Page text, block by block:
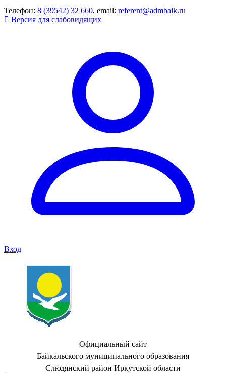
Телефон: 8 (39542) 32 660, email: referent@admbaik.ru
Версия для слабовидящих
Вход
Официальный сайт
Байкальского муниципального образования
Слюдянский район Иркутской области